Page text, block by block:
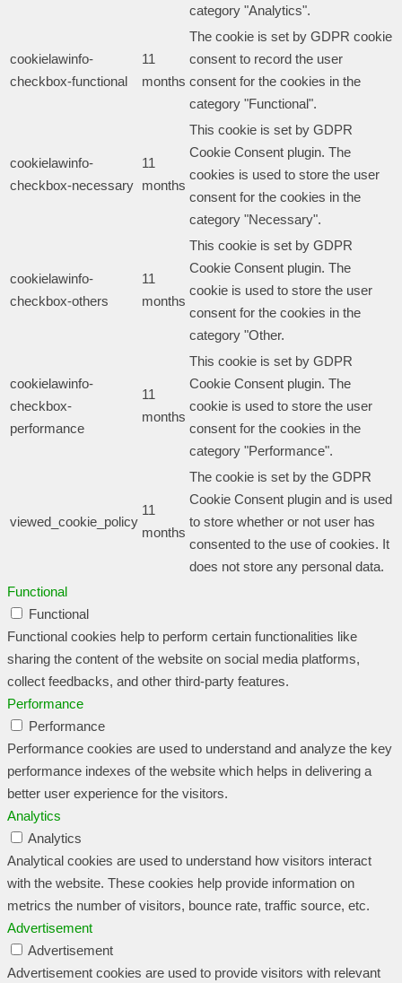
category "Analytics".
cookielawinfo-
checkbox-functional
11
months
The cookie is set by GDPR cookie
consent to record the user
consent for the cookies in the
category "Functional".
cookielawinfo-
checkbox-necessary
11
months
This cookie is set by GDPR
Cookie Consent plugin. The
cookies is used to store the user
consent for the cookies in the
category "Necessary".
cookielawinfo-
checkbox-others
11
months
This cookie is set by GDPR
Cookie Consent plugin. The
cookie is used to store the user
consent for the cookies in the
category "Other.
cookielawinfo-
checkbox-
performance
11
months
This cookie is set by GDPR
Cookie Consent plugin. The
cookie is used to store the user
consent for the cookies in the
category "Performance".
viewed_cookie_policy
11
months
The cookie is set by the GDPR
Cookie Consent plugin and is used
to store whether or not user has
consented to the use of cookies. It
does not store any personal data.
Functional
Functional
Functional cookies help to perform certain functionalities like
sharing the content of the website on social media platforms,
collect feedbacks, and other third-party features.
Performance
Performance
Performance cookies are used to understand and analyze the key
performance indexes of the website which helps in delivering a
better user experience for the visitors.
Analytics
Analytics
Analytical cookies are used to understand how visitors interact
with the website. These cookies help provide information on
metrics the number of visitors, bounce rate, traffic source, etc.
Advertisement
Advertisement
Advertisement cookies are used to provide visitors with relevant